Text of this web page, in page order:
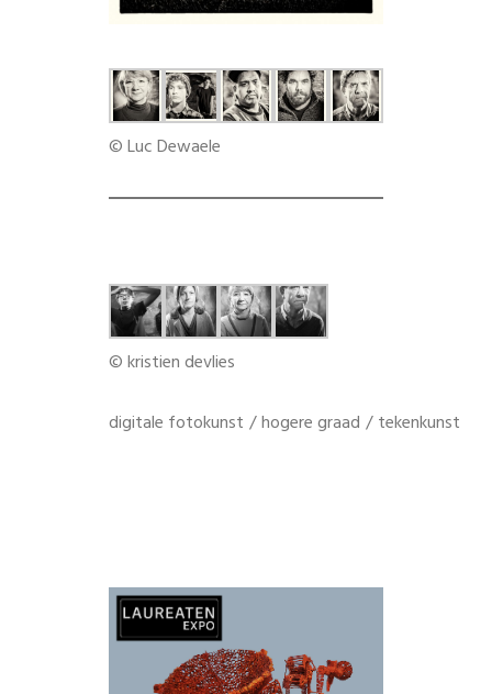
© Luc Dewaele
© kristien devlies
digitale fotokunst /hogere graad / tekenkunst